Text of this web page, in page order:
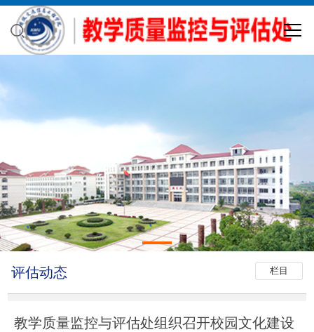
栏目
评估动态
教学质量监控与评估处组织召开校园文化建设